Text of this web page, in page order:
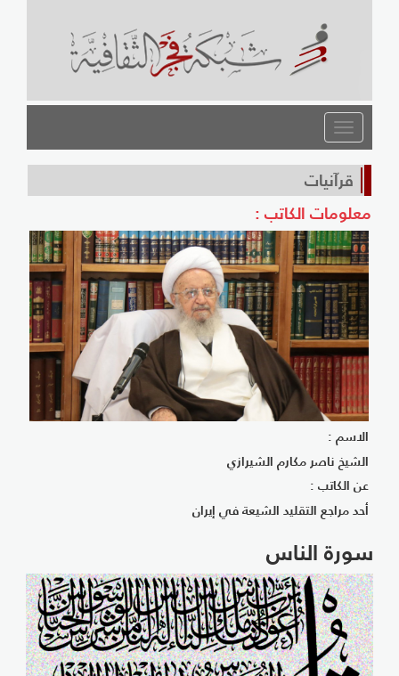
القائمة
قرآنيات
معلومات الكاتب :
الاسم :
الشيخ ناصر مكارم الشيرازي
عن الكاتب :
أحد مراجع التقليد الشيعة في إيران
سورة الناس